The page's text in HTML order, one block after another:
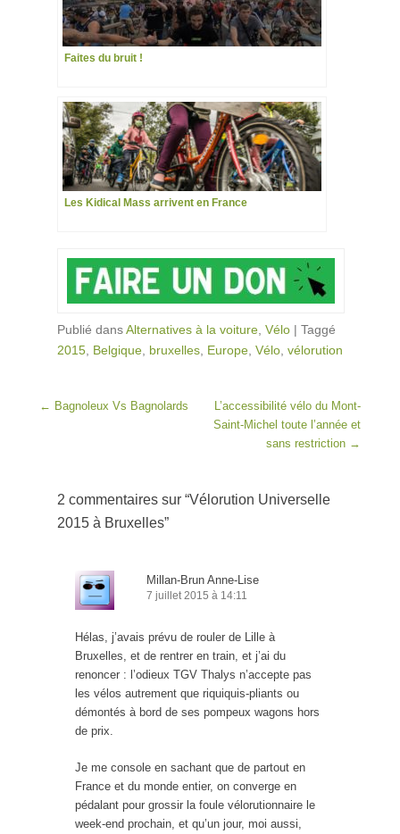
Faites du bruit !
Les Kidical Mass arrivent en France
Publié dansAlternatives à la voiture Vélo | Taggé
2015 Belgique bruxelles Europe Vélo vélorution
Post navigation
← Bagnoleux Vs Bagnolards
L’accessibilité vélo du Mont-
Saint-Michel toute l’année et
sans restriction →
2 commentaires sur “Vélorution Universelle
2015 à Bruxelles”
Millan-Brun Anne-Lise
7 juillet 2015 à 14:11
Hélas, j’avais prévu de rouler de Lille à
Bruxelles, et de rentrer en train, et j’ai du
renoncer : l’odieux TGV Thalys n’accepte pas
les vélos autrement que riquiquis-pliants ou
démontés à bord de ses pompeux wagons hors
de prix.
Je me console en sachant que de partout en
France et du monde entier, on converge en
pédalant pour grossir la foule vélorutionnaire le
week-end prochain, et qu’un jour, moi aussi,